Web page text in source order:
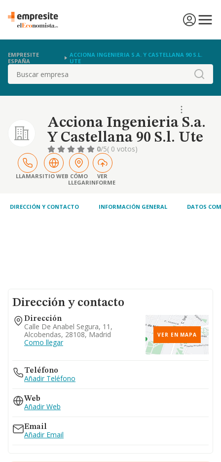
EMPRESITE
ESPAÑA
ACCIONA INGENIERIA S.A. Y CASTELLANA 90 S.L.
UTE
Buscar
Acciona Ingenieria S.a.
Y Castellana 90 S.l. Ute
0/5( 0 votos)
LLAMARSITIO WEB CÓMO
LLEGAR
VER
INFORME
DIRECCIÓN Y CONTACTO INFORMACIÓN GENERAL DATOS
Dirección y contacto
Dirección
Calle De Anabel Segura, 11,
Alcobendas, 28108, Madrid
Como llegar
VER EN MAPA
Teléfono
Añadir Teléfono
Web
Añadir Web
Email
Añadir Email